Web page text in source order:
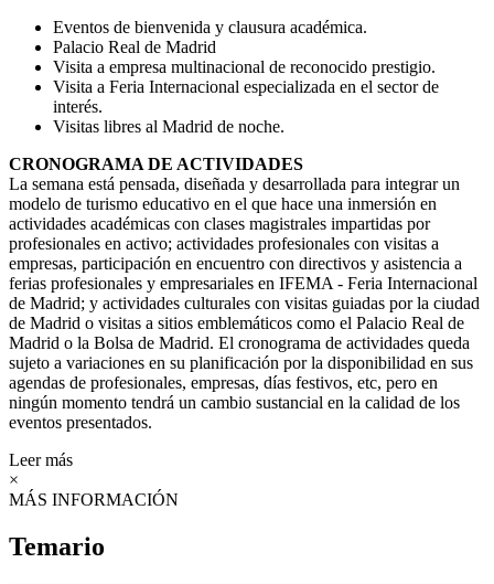
Eventos de bienvenida y clausura académica.
Palacio Real de Madrid
Visita a empresa multinacional de reconocido prestigio.
Visita a Feria Internacional especializada en el sector de
interés.
Visitas libres al Madrid de noche.
CRONOGRAMA DE ACTIVIDADES
La semana está pensada, diseñada y desarrollada para integrar un
modelo de turismo educativo en el que hace una inmersión en
actividades académicas con clases magistrales impartidas por
profesionales en activo; actividades profesionales con visitas a
empresas, participación en encuentro con directivos y asistencia a
ferias profesionales y empresariales en IFEMA - Feria Internacional
de Madrid; y actividades culturales con visitas guiadas por la ciudad
de Madrid o visitas a sitios emblemáticos como el Palacio Real de
Madrid o la Bolsa de Madrid. El cronograma de actividades queda
sujeto a variaciones en su planificación por la disponibilidad en sus
agendas de profesionales, empresas, días festivos, etc, pero en
ningún momento tendrá un cambio sustancial en la calidad de los
eventos presentados.
Leer más
×
MÁS INFORMACIÓN
Temario